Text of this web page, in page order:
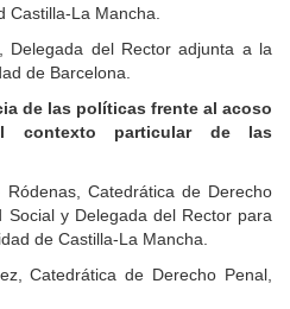
Castilla-La Mancha.
del Rector adjunta a la
de Barcelona.
de las políticas frente al acoso
particular de las
Catedrática de Derecho
y Delegada del Rector para
de Castilla-La Mancha.
Catedrática de Derecho Penal,